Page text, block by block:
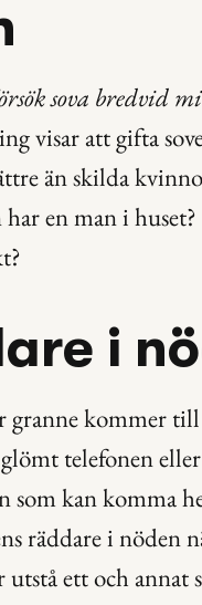
sova bredvid
visar att gifta
än skilda
en man i
i
granne kommer till
telefonen
som kan komma
räddare i nöden
ett och annat